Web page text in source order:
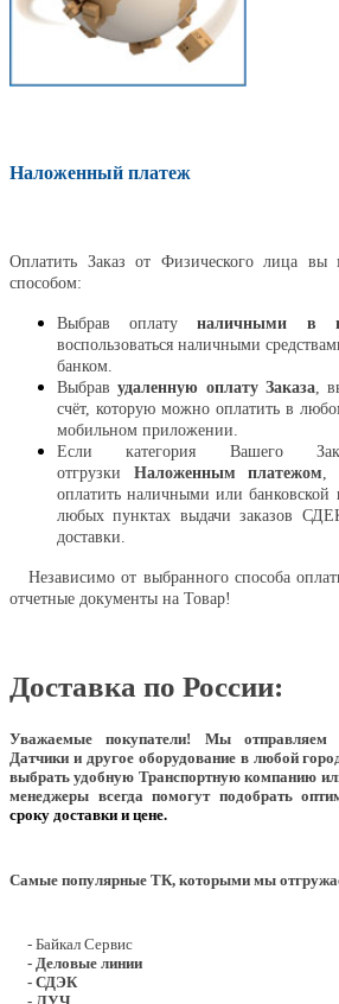
Наложенный платеж
Оплатить Заказ от Физического лица
способом:
Выбрав оплатуналичными в
воспользоваться наличными
банком.
Выбравудаленную оплату Заказа ,
счёт, которую можно оплатить в
мобильном приложении.
Если категория Вашего
отгрузки Наложенным платежом ,
оплатить наличными или
любых пунктах выдачи заказов
доставки.
Независимо от выбранного способа
отчетные документы на Товар!
Доставка по России:
Уважаемые покупатели! Мы отправляем
Датчики и другое оборудование в любой
выбрать удобную Транспортную компанию
менеджеры всегда помогут подобрать
сроку доставки и цене.
Самые популярные ТК, которыми мы
- Байкал Сервис
- Деловые линии
- СДЭК